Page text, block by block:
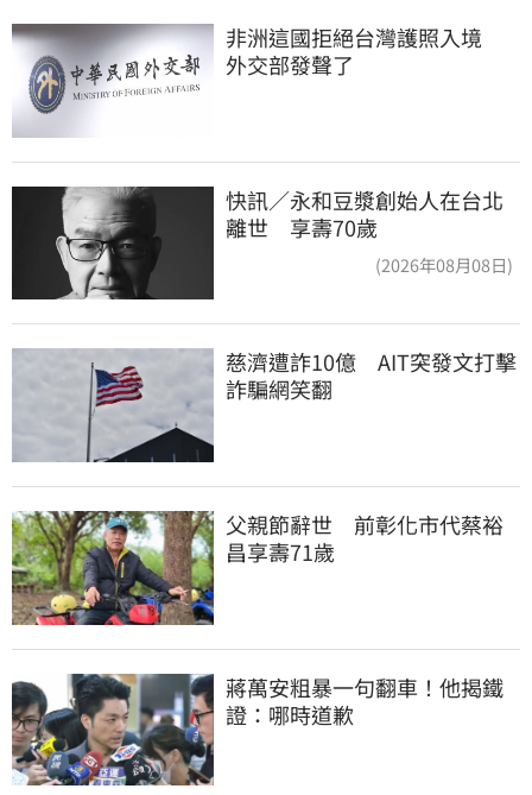
非洲這國拒絕台灣護照入境
外交部發聲了
快訊／永和豆漿創始人在台北
離世 享壽70歲
(2026年08月08日)
慈濟遭詐10億　AIT突發文打擊
詐騙網笑翻
父親節辭世　前彰化市代蔡裕
昌享壽71歲
蔣萬安粗暴一句翻車！他揭鐵
證：哪時道歉